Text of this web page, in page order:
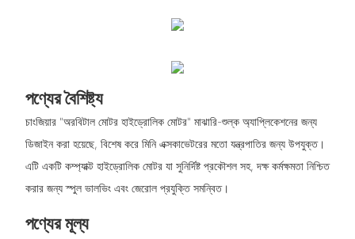
পণ্যের বৈশিষ্ট্য
চাংজিয়ার "অরবিটাল মোটর হাইড্রোলিক মোটর" মাঝারি-শুল্ক অ্যাপ্লিকেশনের জন্য
ডিজাইন করা হয়েছে, বিশেষ করে মিনি এক্সকাভেটরের মতো যন্ত্রপাতির জন্য উপযুক্ত।
এটি একটি কম্প্যাক্ট হাইড্রোলিক মোটর যা সুনির্দিষ্ট প্রকৌশল সহ, দক্ষ কর্মক্ষমতা নিশ্চিত
করার জন্য স্পুল ভালভিং এবং জেরোল প্রযুক্তি সমন্বিত।
পণ্যের মূল্য